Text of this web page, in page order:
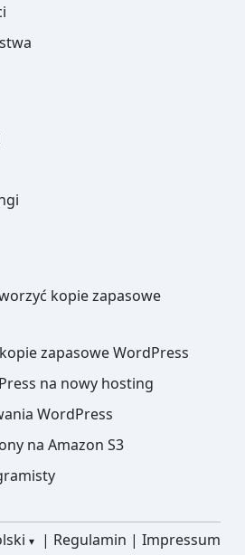
kopie zapasowe
zapasowe WordPress
na nowy hosting
WordPress
na Amazon S3
Regulamin Impressum